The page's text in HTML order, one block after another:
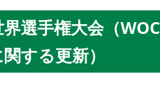
選手権大会（
する更新）